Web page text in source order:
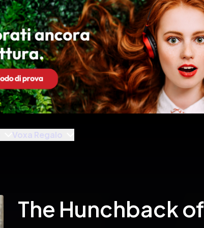
Voxa Regalo
The Hunchback